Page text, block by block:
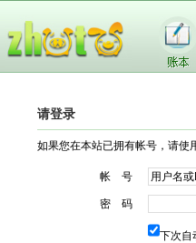
请登录
如果您在本站已拥有帐号，请使
帐 号
密 码
下次自